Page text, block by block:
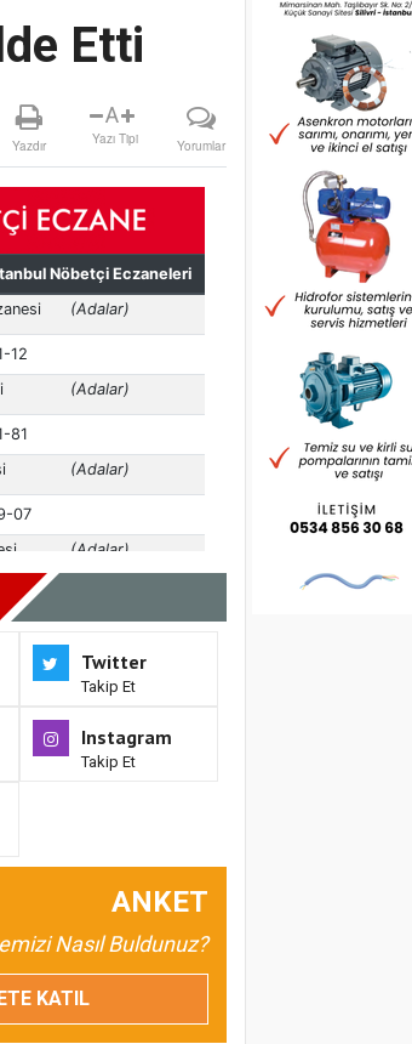
Etti
Yazdır
A
Yazı Tipi Yorumlar
Twitter
Takip Et
Instagram
Takip Et
ANKET
Nasıl Buldunuz?
KATIL